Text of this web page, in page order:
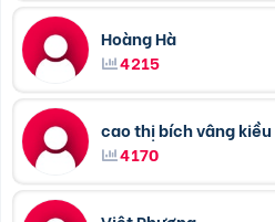
Hoàng Hà
4215
cao thị bích vâng kiều
4170